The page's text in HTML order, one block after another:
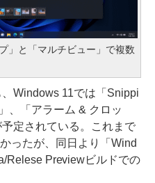
」と「マルチビュー」で複数
Windows 11では「Snippi
、「アラーム & クロッ
定されている。これまで
ったが、同日より「Wind
Relese Previewビルドでの